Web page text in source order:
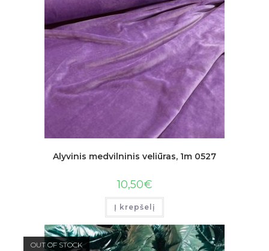
Alyvinis medvilninis veliūras, 1m 0527
10,50€
Į krepšelį
OUT OF STOCK